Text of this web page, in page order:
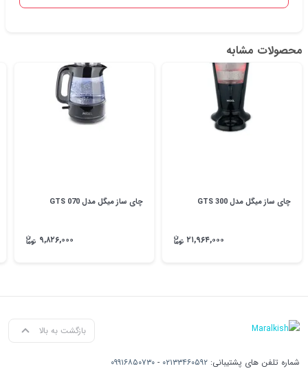
محصولات مشابه
چای ساز میگل مدل GTS 300
۲۱,۹۶۴,۰۰۰
چای ساز میگل مدل GTS 070
۹,۸۲۶,۰۰۰
بازگشت به بالا
شماره تلفن های پشتیبانی: ۰۲۱۳۳۴۶۰۵۹۲ - ۰۹۹۱۶۸۵۰۷۳۰